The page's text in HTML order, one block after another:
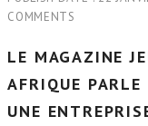
COMMENTS
LE MAGAZINE
AFRIQUE PARLE
UNE